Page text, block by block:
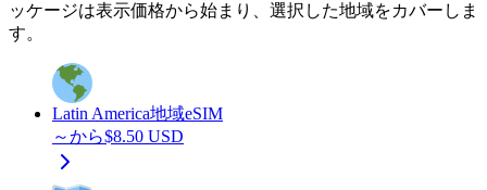
ッケージは表示価格から始まり、選択した地域をカバーしま
す。
Latin America地域eSIM
～から$8.50 USD